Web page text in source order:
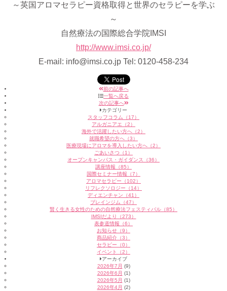
～英国アロマセラピー資格取得と世界のセラピーを学ぶ
～
自然療法の国際総合学院IMSI
http://www.imsi.co.jp/
E-mail: info@imsi.co.jp Tel: 0120-458-234
前の記事へ
一覧へ戻る
次の記事へ
カテゴリー
スタッフコラム（17）
アルガニアエ（2）
海外で活躍したい方へ（2）
就職希望の方へ（3）
医療現場にアロマを導入したい方へ（2）
ごあいさつ（1）
オープンキャンパス・ガイダンス（36）
講座情報（85）
国際セミナー情報（7）
アロマセラピー（102）
リフレクソロジー（14）
ディエンチャン（41）
ブレインジム（47）
賢く生きる女性のための自然療法フェスティバル（85）
IMSIだより（273）
表参道情報（6）
お知らせ（9）
商品紹介（3）
セラピー（0）
イベント（2）
アーカイブ
2026年7月 (9)
2026年6月 (1)
2026年5月 (1)
2026年4月 (2)